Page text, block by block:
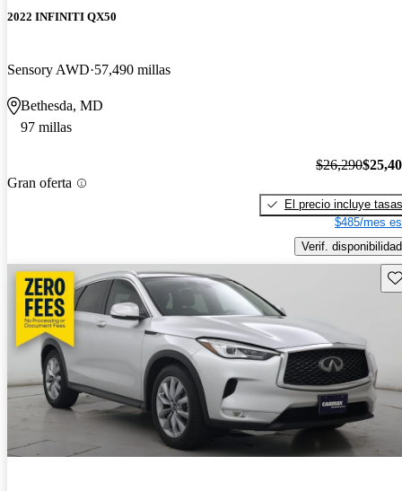
2022 INFINITI QX50
Sensory AWD 57,490 millas
Bethesda, MD
97 millas
Gran oferta
$26,290
El precio incluye tasas
$485/mes
Verif. disponibilidad